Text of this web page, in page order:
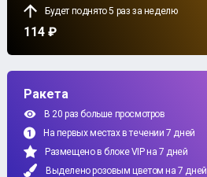
Будет поднято 5 раз за неделю
114 ₽
Ракета
В 20 раз больше просмотров
На первых местах в течении 7 дней
Размещено в блоке VIP на 7 дней
Выделено розовым цветом на 7 дней